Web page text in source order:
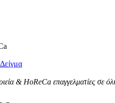
& HoReCa επαγγελματίες σε